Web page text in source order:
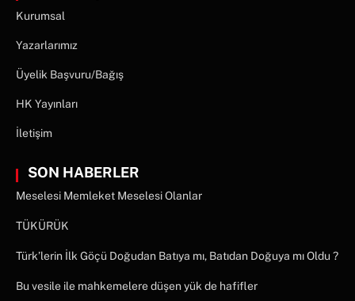
Kurumsal
Yazarlarımız
Üyelik Başvuru/Bağış
HK Yayınları
İletişim
SON HABERLER
Meselesi Memleket Meselesi Olanlar
TÜKÜRÜK
Türk’lerin İlk Göçü Doğudan Batıya mı, Batıdan Doğuya mı Oldu ?
Bu vesile ile mahkemelere düşen yük de hafifler